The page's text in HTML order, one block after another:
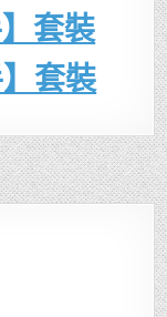
套裝
套裝